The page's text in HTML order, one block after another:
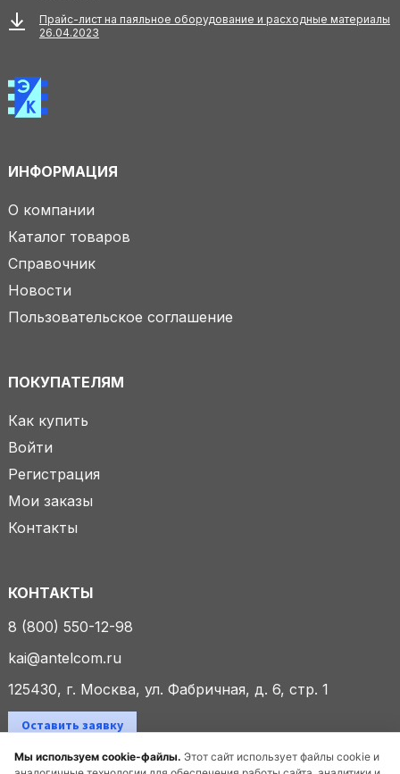
Мы используем cookie-файлы. Этот сайт использует файлы cookie и
Прайс-лист на паяльное оборудование и расходные материалы
26.04.2023
ИНФОРМАЦИЯ
О компании
Каталог товаров
Справочник
Новости
Пользовательское соглашение
ПОКУПАТЕЛЯМ
Как купить
Войти
Регистрация
Мои заказы
Контакты
КОНТАКТЫ
8 (800) 550-12-98
kai@antelcom.ru
125430, г. Москва, ул. Фабричная, д. 6, стр. 1
Оставить заявку